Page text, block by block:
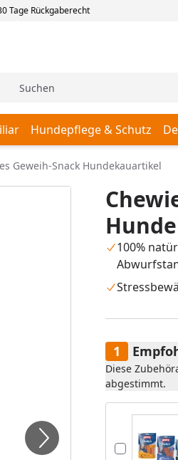
Tage Rückgaberecht
Hundepflege & Schutz
Geweih-Snack Hundekauartikel
100%
Diese
abgestimmt.